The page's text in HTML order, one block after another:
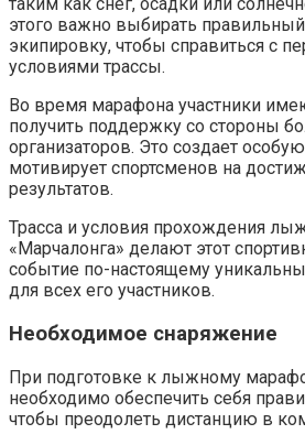
этого важно выбирать
экипировку, чтобы справиться с
условиями трассы.
Во время марафона участники
получить поддержку со стороны
организаторов. Это создает
мотивирует спортсменов на
результатов.
Трасса и условия прохождения
«Марчалонга» делают этот
событие по-настоящему
для всех его участников.
Необходимое снаряжение
При подготовке к лыжному
необходимо обеспечить себя
чтобы преодолеть дистанцию в